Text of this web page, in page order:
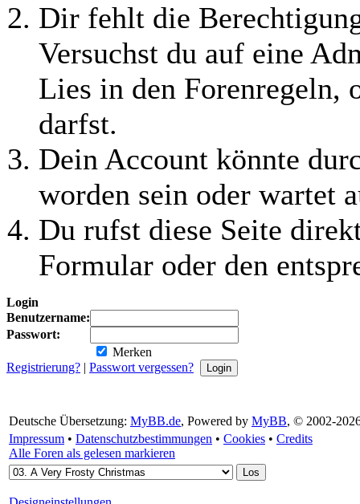
Dir fehlt die
Versuchst du auf eine
Lies in den Forenregeln,
darfst.
Dein Account könnte
worden sein oder wartet
Du rufst diese Seite
Formular oder den
Login
Benutzername:
Passwort:
Merken
Registrierung? | Passwort vergessen?
Deutsche Übersetzung: MyBB.de, Powered by MyBB, © 2002-
Impressum • Datenschutzbestimmungen • Cookies • Credits
Alle Foren als gelesen markieren